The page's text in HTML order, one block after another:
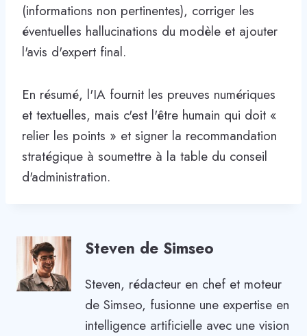
(informations non pertinentes), corriger les
éventuelles hallucinations du modèle et ajouter
l'avis d'expert final.
En résumé, l'IA fournit les preuves numériques
et textuelles, mais c'est l'être humain qui doit «
relier les points » et signer la recommandation
stratégique à soumettre à la table du conseil
d'administration.
Steven de Simseo
Steven, rédacteur en chef et moteur
de Simseo, fusionne une expertise en
intelligence artificielle avec une vision